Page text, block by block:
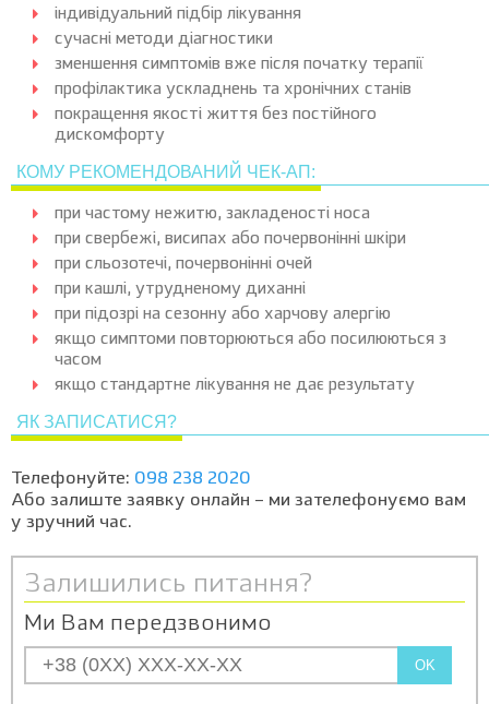
індивідуальний підбір лікування
сучасні методи діагностики
зменшення симптомів вже після початку терапії
профілактика ускладнень та хронічних станів
покращення якості життя без постійного
дискомфорту
КОМУ РЕКОМЕНДОВАНИЙ ЧЕК-АП:
при частому нежитю, закладеності носа
при свербежі, висипах або почервонінні шкіри
при сльозотечі, почервонінні очей
при кашлі, утрудненому диханні
при підозрі на сезонну або харчову алергію
якщо симптоми повторюються або посилюються з
часом
якщо стандартне лікування не дає результату
ЯК ЗАПИСАТИСЯ?
Телефонуйте: 098 238 2020
Або залиште заявку онлайн – ми зателефонуємо вам
у зручний час.
Залишились питання?
Ми Вам передзвонимо
OK